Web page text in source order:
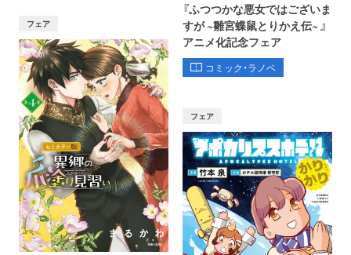
フェア
『ふつつかな悪女ではございま
すが ~雛宮蝶鼠とりかえ伝~ 』
アニメ化記念フェア
コミック・ラノベ
フェア